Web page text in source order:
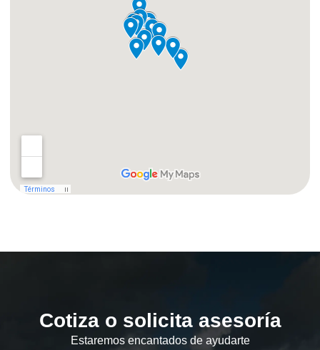
Cotiza o solicita asesoría
Estaremos encantados de ayudarte